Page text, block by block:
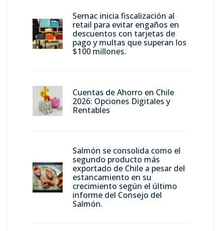
Sernac inicia fiscalización al
retail para evitar engaños en
descuentos con tarjetas de
pago y multas que superan los
$100 millones.
Cuentas de Ahorro en Chile
2026: Opciones Digitales y
Rentables
Salmón se consolida como el
segundo producto más
exportado de Chile a pesar del
estancamiento en su
crecimiento según el último
informe del Consejo del
Salmón.